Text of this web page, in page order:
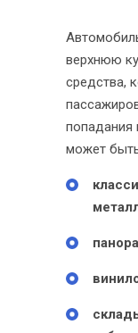
верхнюю
средства,
попадания
может